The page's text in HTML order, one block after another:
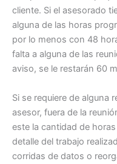
cliente. Si el asesorado
alguna de las horas
por lo menos con 48
falta a alguna de las
aviso, se le restarán 60
Si se requiere de alguna
asesor, fuera de la
este la cantidad de
detalle del trabajo
corridas de datos o